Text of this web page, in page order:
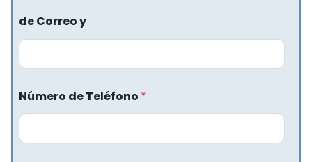
de Correo y
Número de Teléfono *